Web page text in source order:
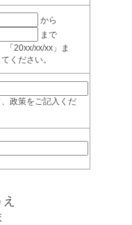
から
まで
20xx/xx/xx」ま
ください。
政策をご記入くだ